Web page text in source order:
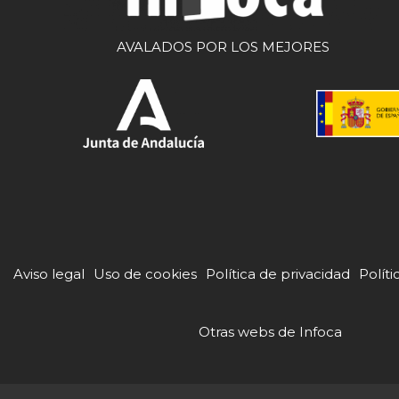
AVALADOS POR LOS MEJORES
Aviso legal Uso de cookies Política de privacidad
Otras webs de Infoca